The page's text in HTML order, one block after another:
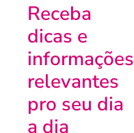
Receba
dicas e
informações
relevantes
pro seu dia
a dia